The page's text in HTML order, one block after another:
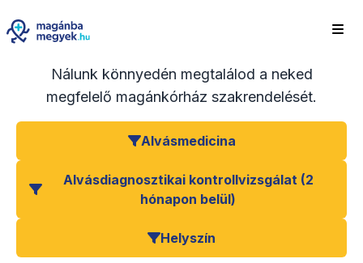
Nálunk könnyedén megtalálod a neked
megfelelő magánkórház szakrendelését.
Alvásmedicina
Alvásdiagnosztikai kontrollvizsgálat (2
hónapon belül)
Helyszín